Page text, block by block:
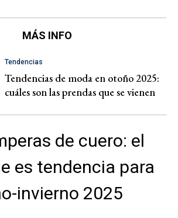
MÁS INFO
Tendencias
Tendencias de moda en otoño 2025:
cuáles son las prendas que se vienen
de cuero: el
es tendencia para
invierno 2025